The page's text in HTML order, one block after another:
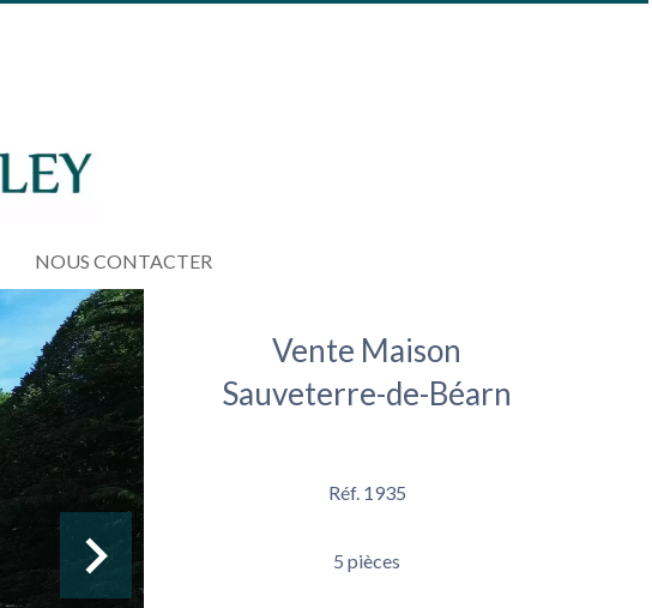
NOUS CONTACTER
Vente Maison
Sauveterre-de-Béarn
Réf. 1935
5 pièces